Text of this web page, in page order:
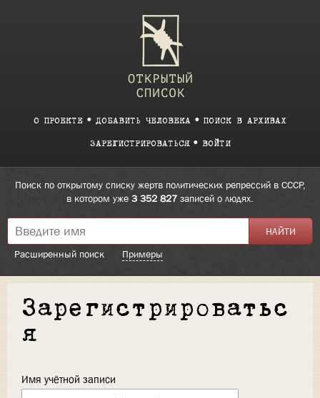
О ПРОЕКТЕ ДОБАВИТЬ ЧЕЛОВЕКА ПОИСК В АРХИВАХ
ЗАРЕГИСТРИРОВАТЬСЯ ВОЙТИ
Поиск по открытому списку жертв политических репрессий в СССР,
в котором уже 3 352 827 записей о людях.
Расширенный поиск Примеры
Зарегистрироватьс
я
Имя учётной записи